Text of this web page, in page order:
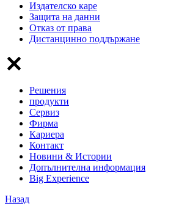
Издателско каре
Защита на данни
Отказ от права
Дистанцинно поддържане
Решения
продукти
Сервиз
Фирма
Кариера
Контакт
Новини & Истории
Допълнителна информация
Big Experience
Назад